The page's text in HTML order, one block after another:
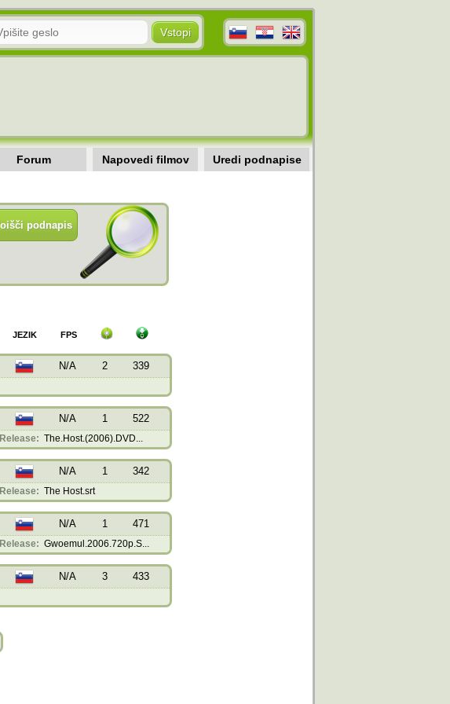
Forum Napovedi filmov Uredi podnapise
FPS
JEZIK
N/A 2 339
N/A 1 522
Release: The.Host.(2006).DVD...
N/A 1 342
Release: The Host.srt
N/A 1 471
Release: Gwoemul.2006.720p.S...
N/A 3 433